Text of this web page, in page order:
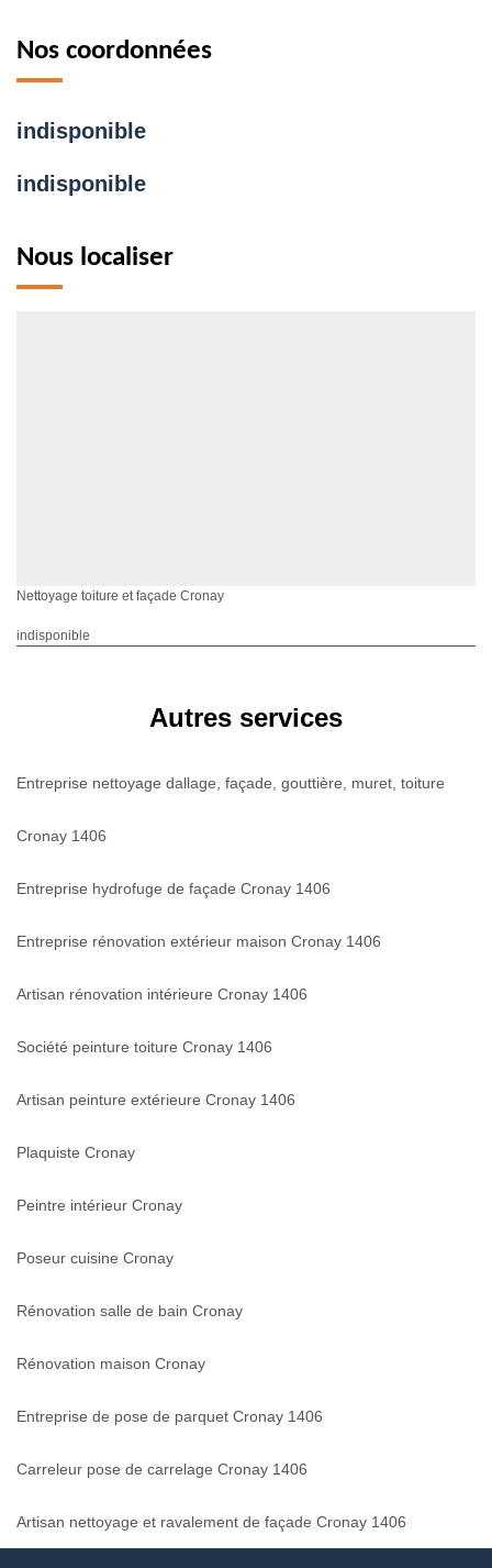
Nos coordonnées
indisponible
indisponible
Nous localiser
Nettoyage toiture et façade Cronay
indisponible
Autres services
Entreprise nettoyage dallage, façade, gouttière, muret, toiture
Cronay 1406
Entreprise hydrofuge de façade Cronay 1406
Entreprise rénovation extérieur maison Cronay 1406
Artisan rénovation intérieure Cronay 1406
Société peinture toiture Cronay 1406
Artisan peinture extérieure Cronay 1406
Plaquiste Cronay
Peintre intérieur Cronay
Poseur cuisine Cronay
Rénovation salle de bain Cronay
Rénovation maison Cronay
Entreprise de pose de parquet Cronay 1406
Carreleur pose de carrelage Cronay 1406
Artisan nettoyage et ravalement de façade Cronay 1406